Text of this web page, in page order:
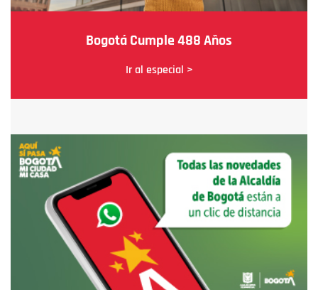
Bogotá Cumple 488 Años
Ir al especial >